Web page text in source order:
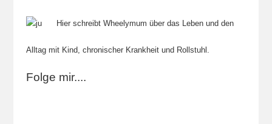
Hier schreibt Wheelymum über das Leben und den
Alltag mit Kind, chronischer Krankheit und Rollstuhl.
Folge mir....